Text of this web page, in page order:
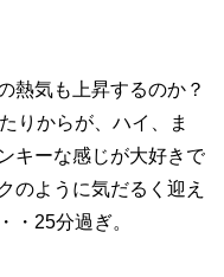
熱気も上昇するのか？
りからが、ハイ、ま
キーな感じが大好きで
のように気だるく迎え
・25分過ぎ。